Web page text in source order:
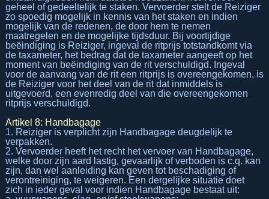
geheel of gedeeltelijk te staken. Vervoerder stelt de Reiziger
zo spoedig mogelijk in kennis van het staken en indien
mogelijk van de redenen, de door hem te nemen
maatregelen en de mogelijke tijdsduur. Bij voortijdige
beëindiging is Reiziger, ingeval de ritprijs totstandkomt via
de taxameter, het bedrag dat de taxameter aangeeft op het
moment van beëindiging van de rit verschuldigd. Ingeval
voor de aanvang van de rit een ritprijs is overeengekomen, is
de Reiziger voor het deel van de rit dat inmiddels is
uitgevoerd, een evenredig deel van die overeengekomen
ritprijs verschuldigd.
Artikel 8: Handbagage
1. Reiziger is verplicht zijn Handbagage deugdelijk te
verpakken.
2. Vervoerder heeft het recht het vervoer van Handbagage,
welke door zijn aard lastig, gevaarlijk of verboden is c.q. kan
zijn, dan wel aanleiding kan geven tot beschadiging of
verontreiniging, te weigeren. Een dergelijke situatie doet
zich in ieder geval voor indien Handbagage bestaat uit: